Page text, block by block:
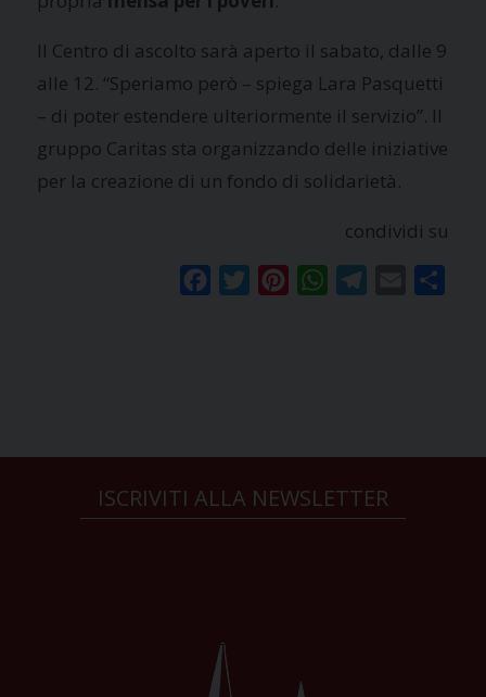
Il Centro di ascolto sarà aperto il sabato, dalle 9
alle 12. “Speriamo però – spiega Lara Pasquetti
– di poter estendere ulteriormente il servizio”. Il
gruppo Caritas sta organizzando delle iniziative
per la creazione di un fondo di solidarietà.
condividi su
FacebookTwitterPinterestWhatsAppTelegram
Email
ISCRIVITI ALLA NEWSLETTER